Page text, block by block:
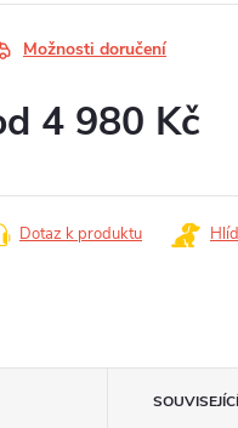
Možnosti doručení
4 980 Kč
Dotaz k produktu